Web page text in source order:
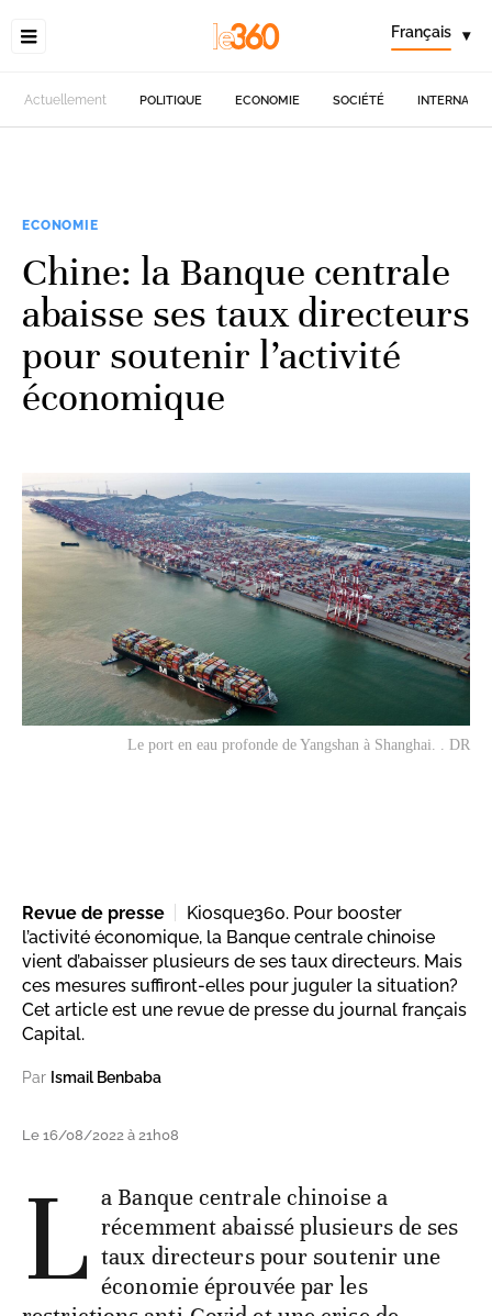
Français ▾
Actuellement POLITIQUE ECONOMIE SOCIÉTÉ
ECONOMIE
Chine: la Banque centrale
abaisse ses taux directeurs
pour soutenir l’activité
économique
Le port en eau profonde de Yangshan à Shanghai. . DR
Revue de presse
Kiosque360. Pour booster
l’activité économique, la Banque centrale chinoise
vient d’abaisser plusieurs de ses taux directeurs. Mais
ces mesures suffiront-elles pour juguler la situation?
Cet article est une revue de presse du journal français
Capital.
Par Ismail Benbaba
Le 16/08/2022 à 21h08
L a Banque centrale chinoise a
récemment abaissé plusieurs de ses
taux directeurs pour soutenir une
économie éprouvée par les